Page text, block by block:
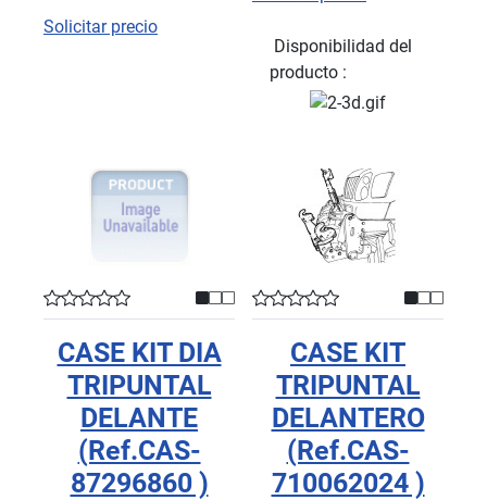
Solicitar precio
Disponibilidad del
producto :
CASE KIT DIA
TRIPUNTAL
DELANTE
(Ref.CAS-
87296860 )
CASE KIT
TRIPUNTAL
DELANTERO
(Ref.CAS-
710062024 )